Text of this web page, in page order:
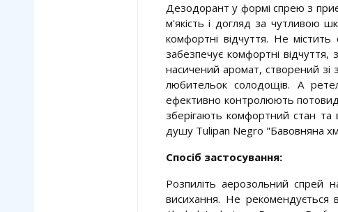
Дезодорант у формі спрею з
м'якість і догляд за чутливою
комфортні відчуття. Не
забезпечує комфортні відчуття,
насичений аромат, створений зі
любительок солодощів. А
ефективно контролюють
зберігають комфортний стан та
душу Tulipan Negro "Бавовняна
Спосіб застосування:
Розпиліть аерозольний спрей
висихання. Не рекомендується